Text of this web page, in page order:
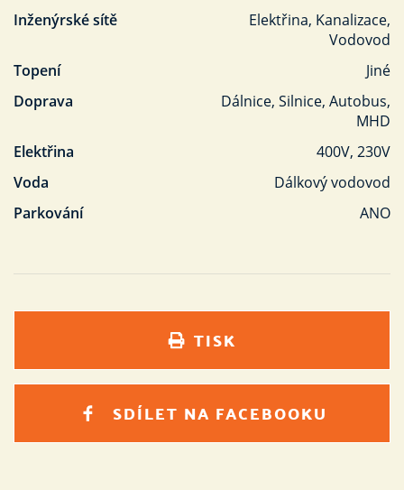
Inženýrské sítě
Elektřina, Kanalizace,
Vodovod
Topení
Jiné
Doprava
Dálnice, Silnice, Autobus,
MHD
Elektřina
400V, 230V
Voda
Dálkový vodovod
Parkování
ANO
TISK
SDÍLET NA FACEBOOKU